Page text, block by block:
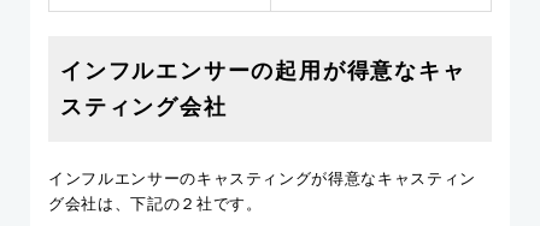
インフルエンサーの起用が得意なキャ
スティング会社
インフルエンサーのキャスティングが得意なキャスティン
グ会社は、下記の２社です。